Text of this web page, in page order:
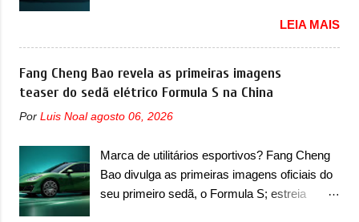
chegada do motor T200, que estreou nos
irmãos Pulse e Fastback. "A Fiat Strada é
mais do que uma picape, é uma verdadeira
revolução no mercado automotivo. Há alguns
anos era improvável pensar que uma picape
que só a Strada fez. Mais do que isso: ela é a
prova viva que time que está ganhando se
mexe sim. Ao longo da sua história, ela...
revelou as primeiras imagens teaser de uma
mudança visual para um dos seus menores
sedãs elétricos na China, pertencente à linha
Ocean. Trata-se do Seal 06 EV, lançado no
de um ano. O modelo agora passará a ser
na traseira, que vão atualizá-los para a
identidade visual mais moderna da marca,
mas ainda sem motivos para que essa
LEIA MAIS
Fang Cheng Bao revela as primeiras imagens
teaser do sedã elétrico Formula S na China
Por Luis Noal agosto 06, 2026
Marca de utilitários esportivos? Fang Cheng
Bao divulga as primeiras imagens oficiais do
seu primeiro sedã, o Formula S; estreia